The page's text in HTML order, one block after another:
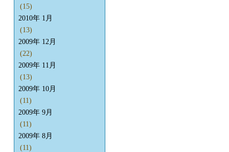
(15)
2010年 1月
(13)
2009年 12月
(22)
2009年 11月
(13)
2009年 10月
(11)
2009年 9月
(11)
2009年 8月
(11)